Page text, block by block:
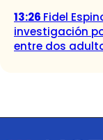
13:26 Fidel
investigación
entre dos